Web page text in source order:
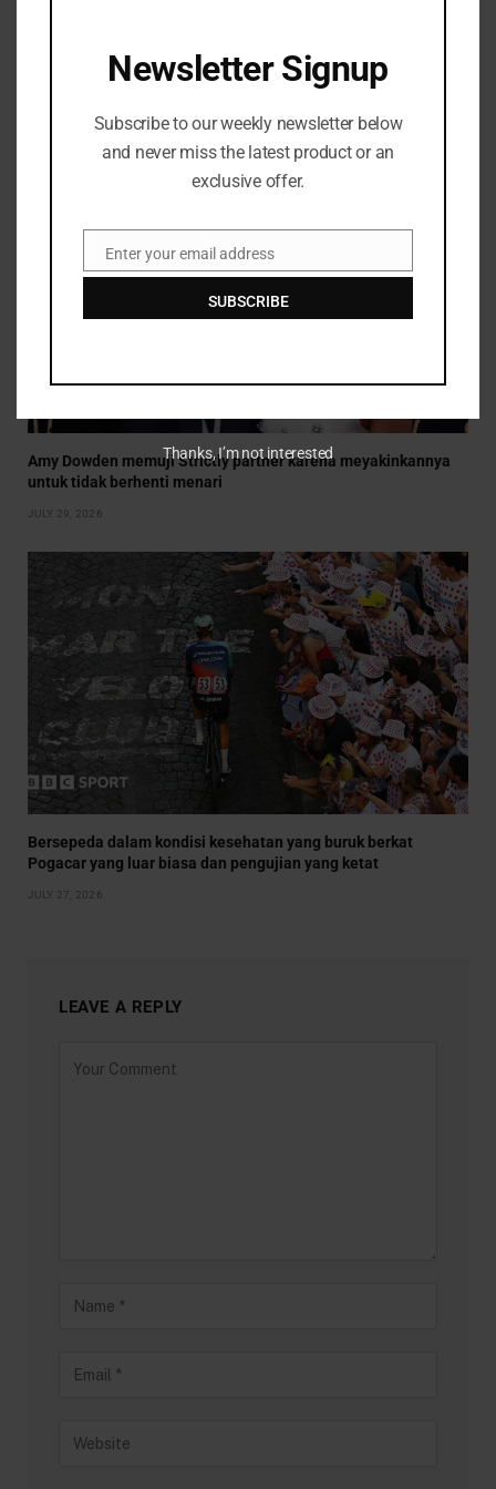
Burnham mengundang Tories dan Lib Dems ke pembicaraan
JULY 29, 2026
Amy Dowden memuji Strictly partner karena meyakinkannya
untuk tidak berhenti menari
JULY 29, 2026
Bersepeda dalam kondisi kesehatan yang buruk berkat
Pogacar yang luar biasa dan pengujian yang ketat
JULY 27, 2026
LEAVE A REPLY
Newsletter Signup
Subscribe to our weekly newsletter below
and never miss the latest product or an
exclusive offer.
EmailEnter your email address
SUBSCRIBE
Thanks, I’m not interested